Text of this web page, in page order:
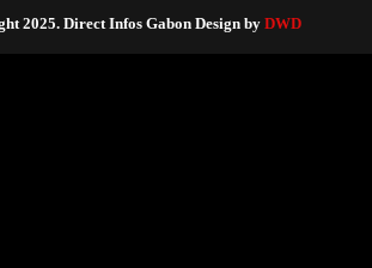
2025. Direct Infos Gabon Design by DWD